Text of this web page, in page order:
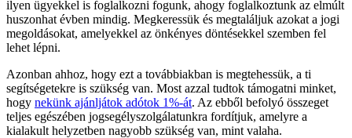
ilyen ügyekkel is foglalkozni fogunk, ahogy foglalkoztunk az elmúlt
huszonhat évben mindig. Megkeressük és megtaláljuk azokat a jogi
megoldásokat, amelyekkel az önkényes döntésekkel szemben fel
lehet lépni.
Azonban ahhoz, hogy ezt a továbbiakban is megtehessük, a ti
segítségetekre is szükség van. Most azzal tudtok támogatni minket,
hogy nekünk ajánljátok adótok 1%-át. Az ebből befolyó összeget
teljes egészében jogsegélyszolgálatunkra fordítjuk, amelyre a
kialakult helyzetben nagyobb szükség van, mint valaha.